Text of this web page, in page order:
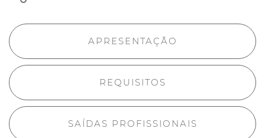
APRESENTAÇÃO
REQUISITOS
SAÍDAS PROFISSIONAIS